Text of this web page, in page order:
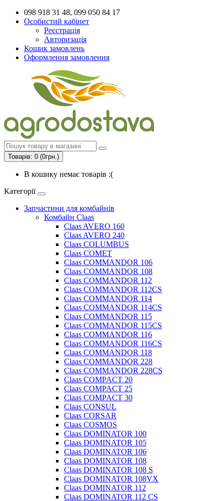
098 918 31 48, 099 050 84 17
Особистий кабінет
Реєстрація
Авторизація
Кошик замовлень
Оформлення замовлення
Товарів: 0 (0грн.)
В кошику немає товарів :(
Категорії
Запчастини для комбайнів
Комбайн Claas
Claas AVERO 160
Claas AVERO 240
Claas COLUMBUS
Claas COMET
Claas COMMANDOR 106
Claas COMMANDOR 108
Claas COMMANDOR 112
Claas COMMANDOR 112CS
Claas COMMANDOR 114
Claas COMMANDOR 114CS
Claas COMMANDOR 115
Claas COMMANDOR 115CS
Claas COMMANDOR 116
Claas COMMANDOR 116CS
Claas COMMANDOR 118
Claas COMMANDOR 228
Claas COMMANDOR 228CS
Claas COMPACT 20
Claas COMPACT 25
Claas COMPACT 30
Claas CONSUL
Claas CORSAR
Claas COSMOS
Claas DOMINATOR 100
Claas DOMINATOR 105
Claas DOMINATOR 106
Claas DOMINATOR 108
Claas DOMINATOR 108 S
Claas DOMINATOR 108VX
Claas DOMINATOR 112
Claas DOMINATOR 112 CS